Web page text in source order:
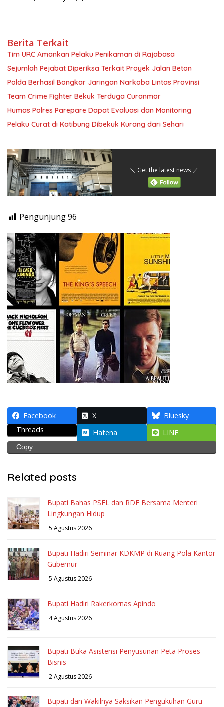
Berita Terkait
Tim URC Amankan Pelaku Penikaman di Rajabasa
Sejumlah Pejabat Diperiksa Terkait Proyek Jalan Beton
Polda Berhasil Bongkar Jaringan Narkoba Lintas Provinsi
Team Crime Fighter Bekuk Terduga Curanmor
Humas Polres Parepare Dapat Evaluasi dan Monitoring
Pelaku Curat di Katibung Dibekuk Kurang dari Sehari
＼ Get the latest news ／
Pengunjung96
Facebook X
Bluesky
Threads
Hatena LINE
Copy
Related posts
Bupati Bahas PSEL dan RDF Bersama Menteri
Lingkungan Hidup
5 Agustus 2026
Bupati Hadiri Seminar KDKMP di Ruang Pola Kantor
Gubernur
5 Agustus 2026
Bupati Hadiri Rakerkornas Apindo
4 Agustus 2026
Bupati Buka Asistensi Penyusunan Peta Proses
Bisnis
2 Agustus 2026
Bupati dan Wakilnya Saksikan Pengukuhan Guru